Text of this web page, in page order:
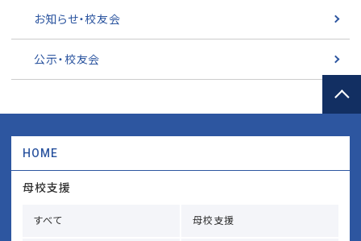
お知らせ・校友会
公示・校友会
HOME
母校支援
すべて 母校支援